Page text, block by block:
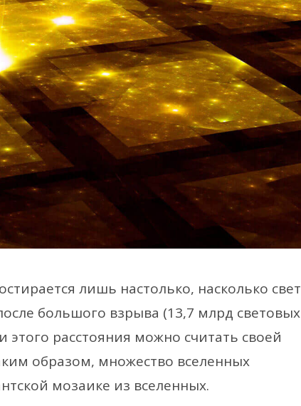
лишь настолько, насколько свет
большого взрыва (13,7 млрд световых
этого расстояния можно считать своей
образом, множество вселенных
мозаике из вселенных.